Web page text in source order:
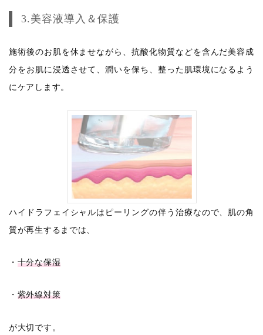
3.美容液導入＆保護
施術後のお肌を休ませながら、抗酸化物質などを含んだ美容成
分をお肌に浸透させて、潤いを保ち、整った肌環境になるよう
にケアします。
ハイドラフェイシャルはピーリングの伴う治療なので、肌の角
質が再生するまでは、
・ 十分な保湿
・ 紫外線対策
が大切です。